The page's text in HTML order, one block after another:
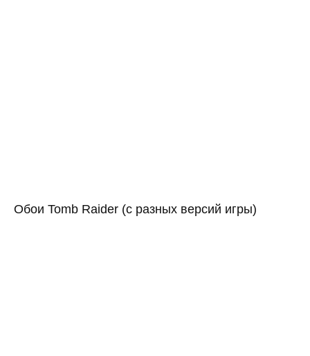
Обои Tomb Raider (с разных версий игры)